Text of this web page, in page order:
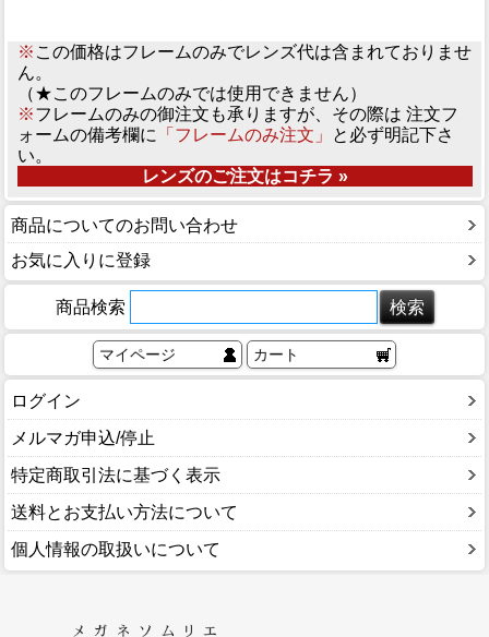
※ この価格はフレームのみでレンズ代は含まれておりませ
ん。
（★このフレームのみでは使用できません）
※フレームのみの御注文も承りますが、その際は 注文フ
ォームの備考欄に
「フレームのみ注文」
と必ず明記下さ
い。
レンズのご注文はコチラ »
商品についてのお問い合わせ
お気に入りに登録
商品検索
マイページ カート
ログイン
メルマガ申込/停止
特定商取引法に基づく表示
送料とお支払い方法について
個人情報の取扱いについて